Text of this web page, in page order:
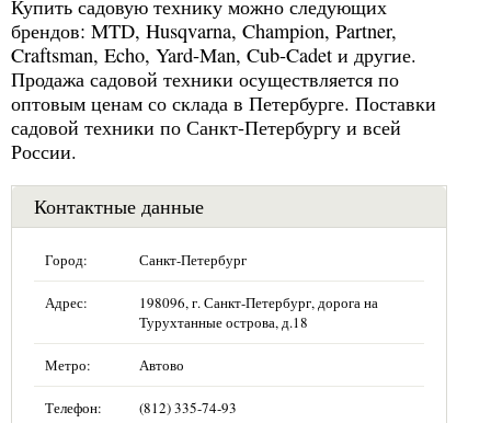
Купить садовую технику можно следующих
брендов: MTD, Husqvarna, Champion, Partner,
Craftsman, Echo, Yard-Man, Cub-Cadet и другие.
Продажа садовой техники осуществляется по
оптовым ценам со склада в Петербурге. Поставки
садовой техники по Санкт-Петербургу и всей
России.
Контактные данные
Город: Санкт-Петербург
Адрес:
198096, г. Санкт-Петербург, дорога на
Турухтанные острова, д.18
Метро: Автово
Телефон: (812) 335-74-93